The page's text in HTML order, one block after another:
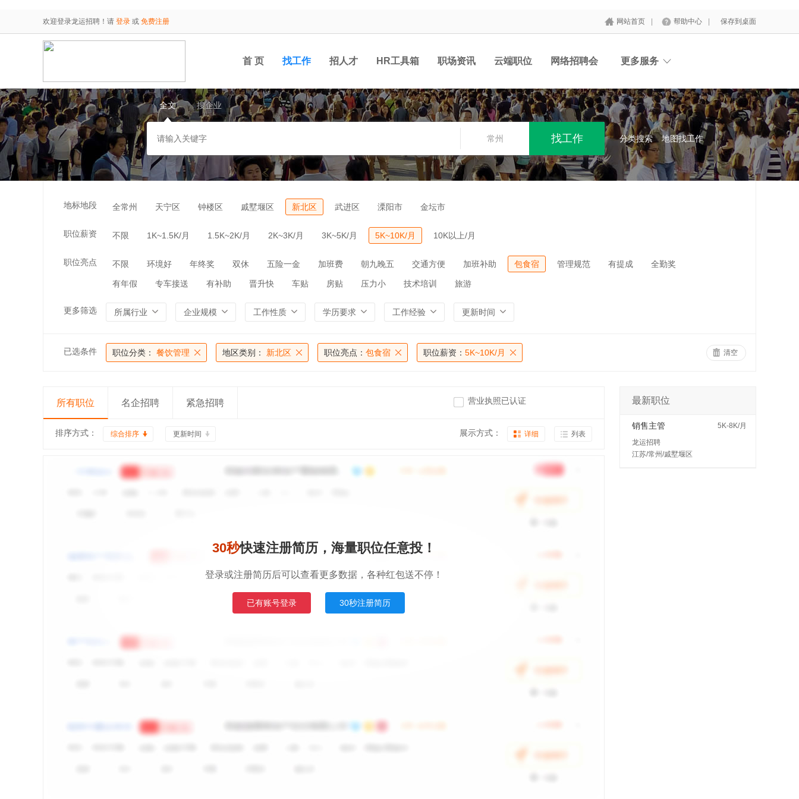
欢迎登录龙运招聘！请 登录 或 免费注册 网站首页 帮助中心 保存到桌面
首 页 找工作 招人才 HR工具箱 职场资讯 云端职位 网络招聘会 更多服务
全文 搜企业
常州 分类搜索 地图找工作
地标地段 全常州 天宁区 钟楼区 戚墅堰区 新北区 武进区 溧阳市 金坛市
职位薪资 不限 1K~1.5K/月 1.5K~2K/月 2K~3K/月 3K~5K/月 5K~10K/月 10K以上/月
职位亮点 不限 环境好 年终奖 双休 五险一金 加班费 朝九晚五 交通方便 加班补助 包食宿 管理规范 有提成 全勤奖
有年假 专车接送 有补助 晋升快 车贴 房贴 压力小 技术培训 旅游
更多筛选 所属行业 企业规模 工作性质 学历要求 工作经验 更新时间
已选条件 职位分类： 餐饮管理 地区类别： 新北区 职位亮点： 包食宿 职位薪资： 5K~10K/月 清空
所有职位 名企招聘 紧急招聘 营业执照已认证
排序方式： 综合排序 更新时间 展示方式： 详细 列表
30秒快速注册简历，海量职位任意投！
登录或注册简历后可以查看更多数据，各种红包送不停！
已有账号登录 30秒注册简历
最新职位
销售主管
5K-8K/月
龙运招聘
江苏/常州/戚墅堰区